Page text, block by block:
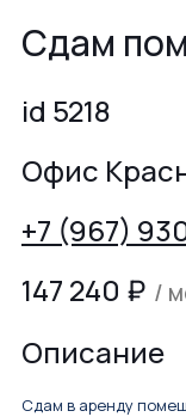
Сдам
id 5218
Офис
+7 (967)
147 240 ₽ /
Описание
Сдам в аренду